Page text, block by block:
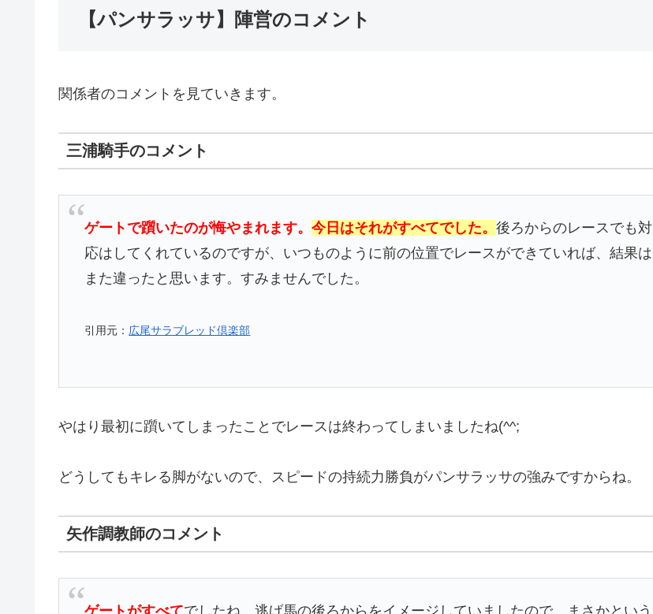
【パンサラッサ】陣営のコメント
関係者のコメントを見ていきます。
三浦騎手のコメント
ゲートで躓いたのが悔やまれます。今日はそれがすべてでした。後ろからのレースでも対
応はしてくれているのですが、いつものように前の位置でレースができていれば、結果は
また違ったと思います。すみませんでした。
引用元： 広尾サラブレッド倶楽部
やはり最初に躓いてしまったことでレースは終わってしまいましたね(^^;
どうしてもキレる脚がないので、スピードの持続力勝負がパンサラッサの強みですからね。
矢作調教師のコメント